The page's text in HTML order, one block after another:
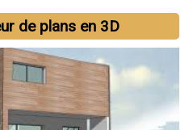
de plans en 3D